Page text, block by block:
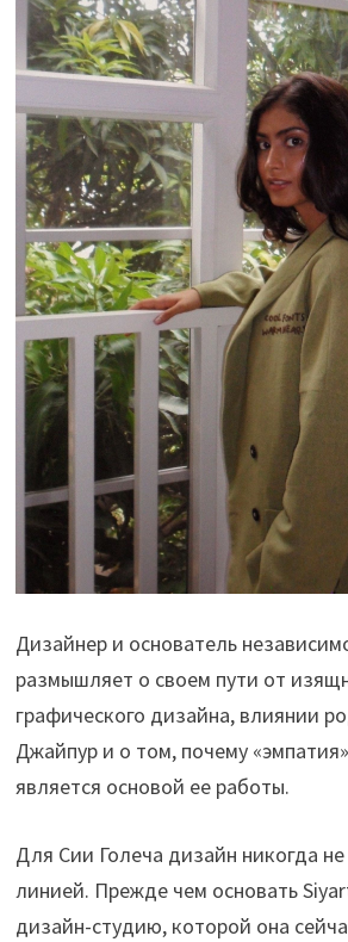
Дизайнер и основатель
размышляет о своем пути от
графического дизайна, влиянии
Джайпур и о том, почему
является основой ее работы.
Для Сии Голеча дизайн никогда
линией. Прежде чем основать
дизайн-студию, которой она